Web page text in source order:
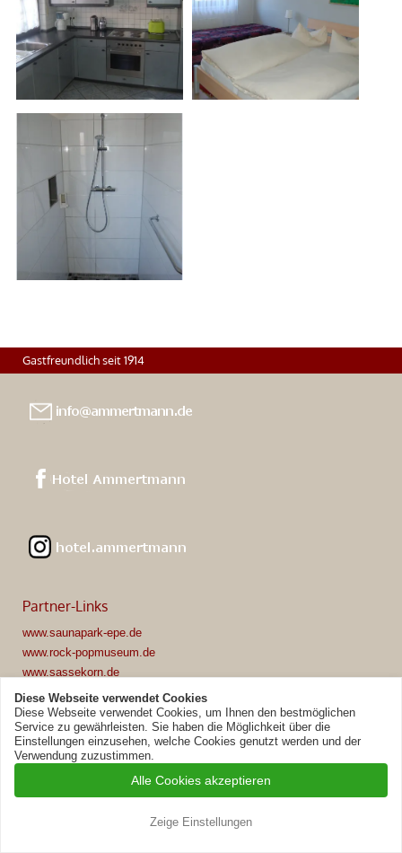
Gastfreundlich seit 1914
Partner-Links
www.saunapark-epe.de
www.rock-popmuseum.de
www.sassekorn.de
www.tobit.de
www.dorf-muensterland.de
© 2026 Hotel Restaurant Ammertmann
Diese Webseite verwendet Cookies
Diese Webseite verwendet Cookies, um Ihnen den bestmöglichen
Service zu gewährleisten. Sie haben die Möglichkeit über die
Einstellungen einzusehen, welche Cookies genutzt werden und der
Verwendung zuzustimmen.
Alle Cookies akzeptieren
Zeige Einstellungen